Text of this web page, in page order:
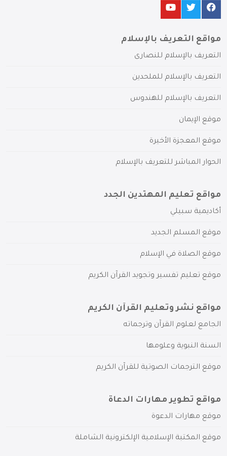
مواقع التعريف بالإسلام
التعريف بالإسلام للنصارى
التعريف بالإسلام للملحدين
التعريف بالإسلام للهندوس
موقع الإيمان
موقع المعجزة الأخيرة
الحوار المباشر للتعريف بالإسلام
مواقع تعليم المهتدين الجدد
أكاديمية سبيلي
موقع المسلم الجديد
موقع الصلاة في الإسلام
موقع تعليم تفسير وتجويد القرآن الكريم
مواقع نشر وتعليم القرآن الكريم
الجامع لعلوم القرآن وترجماته
السنة النبوية وعلومها
موقع الترجمات الصوتية للقرآن الكريم
مواقع تطوير مهارات الدعاة
موقع مهارات الدعوة
موقع المكتبة الإسلامية الإلكترونية الشاملة